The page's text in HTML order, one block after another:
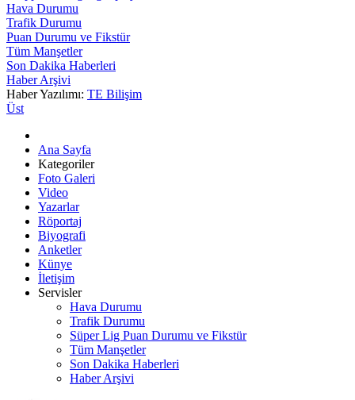
Hava Durumu
Trafik Durumu
Puan Durumu ve Fikstür
Tüm Manşetler
Son Dakika Haberleri
Haber Arşivi
Haber Yazılımı: TE Bilişim
Üst
Ana Sayfa
Kategoriler
Foto Galeri
Video
Yazarlar
Röportaj
Biyografi
Anketler
Künye
İletişim
Servisler
Hava Durumu
Trafik Durumu
Süper Lig Puan Durumu ve Fikstür
Tüm Manşetler
Son Dakika Haberleri
Haber Arşivi